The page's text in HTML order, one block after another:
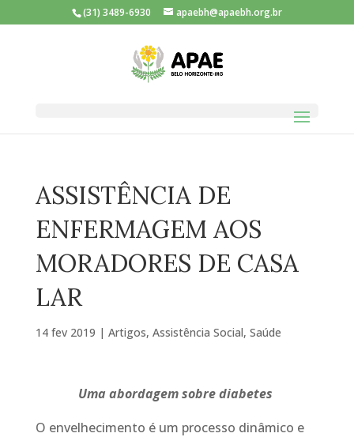
(31) 3489-6930 apaebh@apaebh.org.br
ASSISTÊNCIA DE
ENFERMAGEM AOS
MORADORES DE CASA
LAR
14 fev 2019 | Artigos, Assistência Social, Saúde
Uma abordagem sobre diabetes
O envelhecimento é um processo dinâmico e